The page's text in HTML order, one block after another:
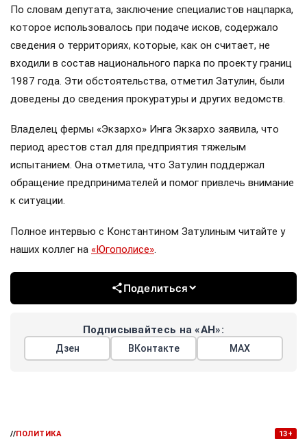
По словам депутата, заключение специалистов нацпарка,
которое использовалось при подаче исков, содержало
сведения о территориях, которые, как он считает, не
входили в состав национального парка по проекту границ
1987 года. Эти обстоятельства, отметил Затулин, были
доведены до сведения прокуратуры и других ведомств.
Владелец фермы «Экзархо» Инга Экзархо заявила, что
период арестов стал для предприятия тяжелым
испытанием. Она отметила, что Затулин поддержал
обращение предпринимателей и помог привлечь внимание
к ситуации.
Полное интервью с Константином Затулиным читайте у
наших коллег на «Югополисе»
Поделиться
Подписывайтесь на «АН»:
Дзен ВКонтакте МАХ
//ПОЛИТИКА 13+